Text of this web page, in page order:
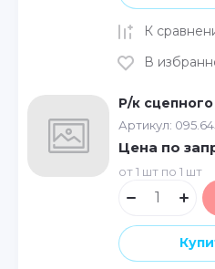
К
В
Р/к
Артикул:
Цена по
от 1 шт по 1 шт